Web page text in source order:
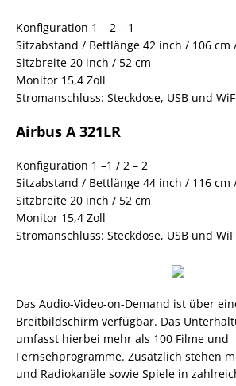
Konfiguration 1 – 2 – 1
Sitzabstand / Bettlänge 42 inch / 106 cm
Sitzbreite 20 inch / 52 cm
Monitor 15,4 Zoll
Stromanschluss: Steckdose, USB und
Airbus A 321LR
Konfiguration 1 –1 / 2 – 2
Sitzabstand / Bettlänge 44 inch / 116 cm
Sitzbreite 20 inch / 52 cm
Monitor 15,4 Zoll
Stromanschluss: Steckdose, USB und
Das Audio-Video-on-Demand ist über
Breitbildschirm verfügbar. Das
umfasst hierbei mehr als 100 Filme und
Fernsehprogramme. Zusätzlich stehen
und Radiokanäle sowie Spiele in